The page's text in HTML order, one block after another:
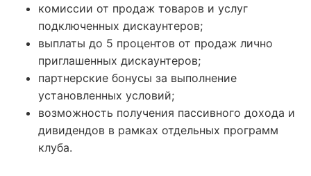
комиссии от продаж товаров и услуг
подключенных дискаунтеров;
выплаты до 5 процентов от продаж лично
приглашенных дискаунтеров;
партнерские бонусы за выполнение
установленных условий;
возможность получения пассивного дохода и
дивидендов в рамках отдельных программ
клуба.